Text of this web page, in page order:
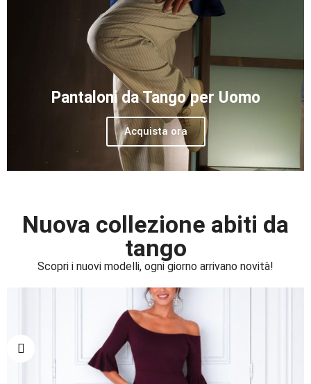
Pantaloni da Tango per Uomo
Acquista ora
Nuova collezione abiti da
tango
Scopri i nuovi modelli, ogni giorno arrivano novità!